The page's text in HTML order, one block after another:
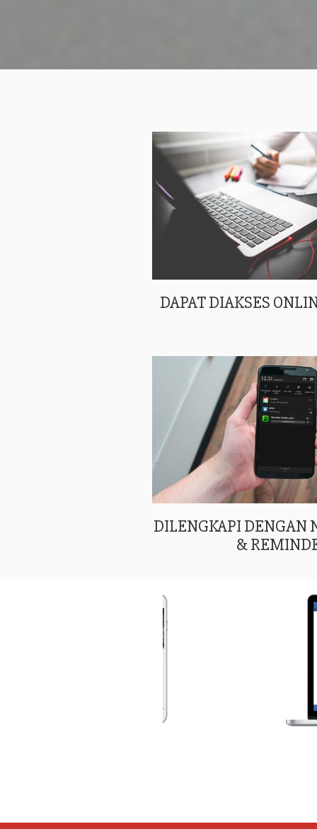
DAPAT DIAKSES
DILENGKAPI DENGAN
&